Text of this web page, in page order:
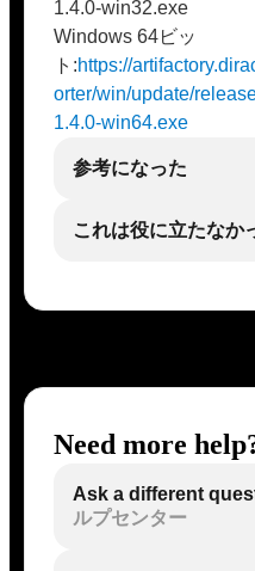
1.4.0-win32.exe
Windows 64ビッ
ト:https://
orter/win/update/
1.4.0-win64.exe
参考になった
これは役に立たなか
Need more
Ask a different
ルプセンター